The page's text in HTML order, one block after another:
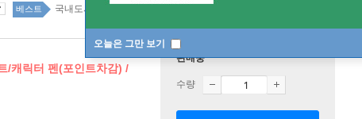
오늘은 그만 보기
베스트 국내도서 1위 5주
/캐릭터 펜(포인트차감) /
판매중
수량